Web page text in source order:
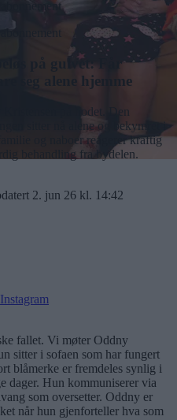
på gulvet: Får
seg alene hjemme
på hodet. Den
sitter nå alene og bekymret i
og naboer reagerer kraftig
behandling fra bydelen.
2. jun 26 kl. 14:42
Instagram
fallet. Vi møter Oddny
sitter i sofaen som har fungert
blåmerke er fremdeles synlig i
dager. Hun kommuniserer via
som oversetter. Oddny er
når hun gjenforteller hva som